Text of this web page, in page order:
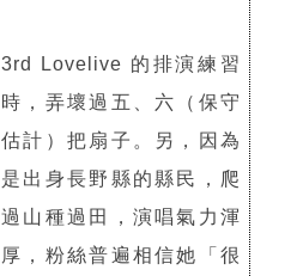
3rd Lovelive 的排演練習
時，弄壞過五、六（保守
估計）把扇子。另，因為
是出身長野縣的縣民，爬
過山種過田，演唱氣力渾
厚，粉絲普遍相信她「很